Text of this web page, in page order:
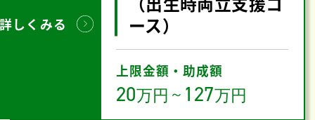
詳しくみる
ース）
上限金額・助成額
20万円 ～ 127万円